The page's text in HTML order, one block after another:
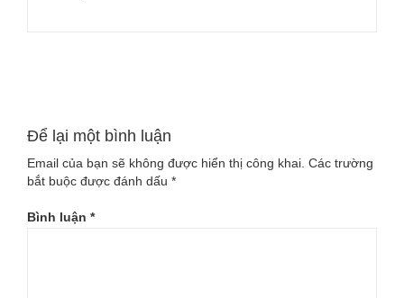
Để lại một bình luận
Email của bạn sẽ không được hiển thị công khai. Các trường
bắt buộc được đánh dấu *
Bình luận *